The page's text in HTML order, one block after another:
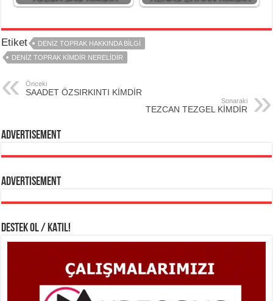
Etiket
DENİZ TOPRAK HAKKINDA BİLGİ
DENİZ TOPRAK KİMDİR NERELİDİR
Önceki
SAADET ÖZSIRKINTI KİMDİR
Sonaraki
TEZCAN TEZGEL KİMDİR
Advertisement
Advertisement
DESTEK OL / KATIL!